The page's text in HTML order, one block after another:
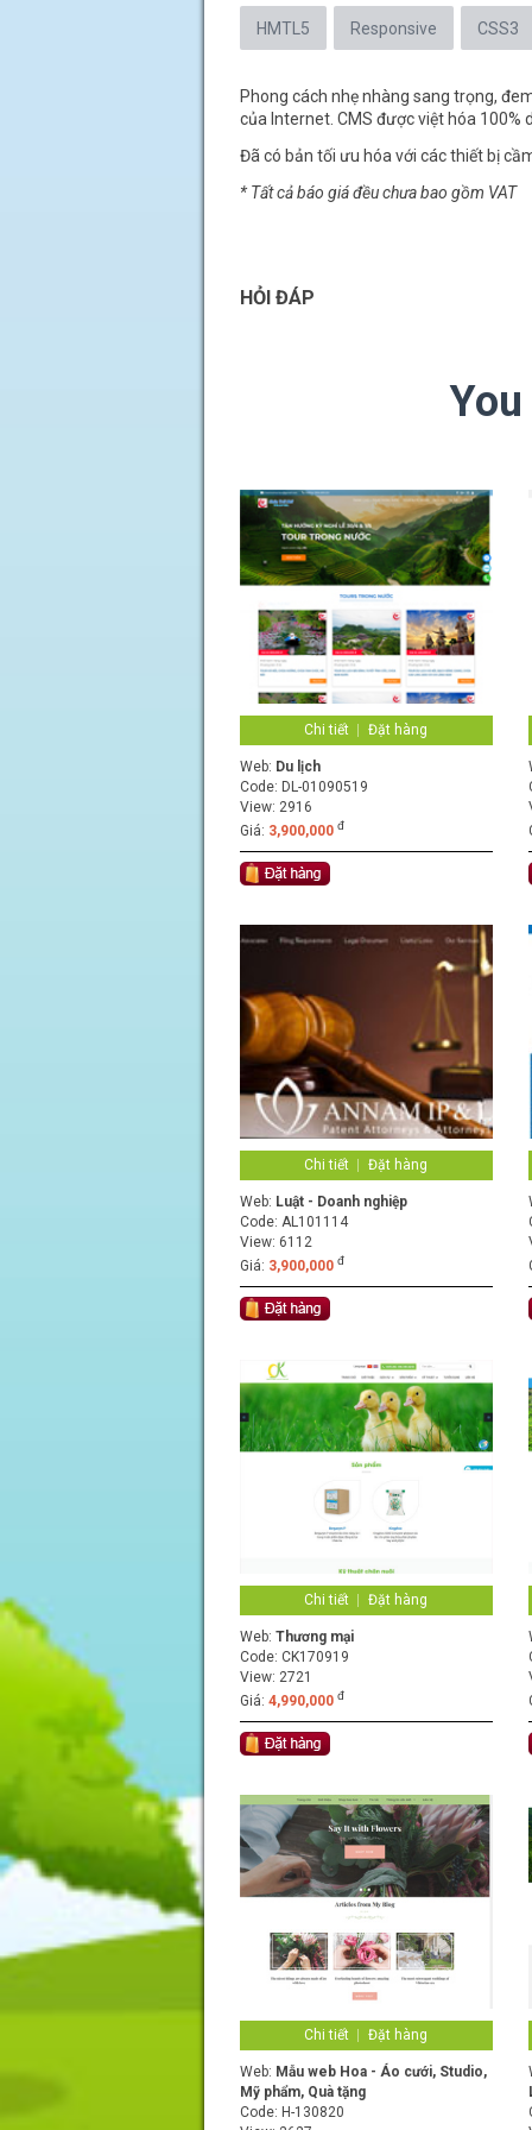
HMTL5 Responsive CSS3
Phong cách nhẹ nhàng sang trọng,
của Internet. CMS được việt hóa 100%
Đã có bản tối ưu hóa với các thiết bị
* Tất cả báo giá đều chưa bao gồm VAT
HỎI ĐÁP
Chi tiết Đặt hàng
Web: Du lịch
Code: DL-01090519
View: 2916
Giá: 3,900,000 đ
Chi tiết Đặt hàng
Web: Luật - Doanh nghiệp
Code: AL101114
View: 6112
Giá: 3,900,000 đ
Chi tiết Đặt hàng
Web: Thương mại
Code: CK170919
View: 2721
Giá: 4,990,000 đ
Chi tiết Đặt hàng
Web: Mẫu web Hoa - Áo cưới, Studio,
Mỹ phẩm, Quà tặng
Code: H-130820